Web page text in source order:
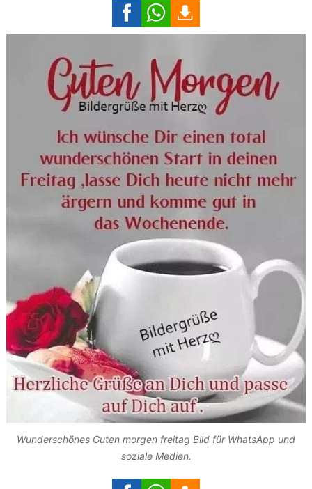
Wunderschönes Guten morgen freitag Bild für WhatsApp und
soziale Medien.